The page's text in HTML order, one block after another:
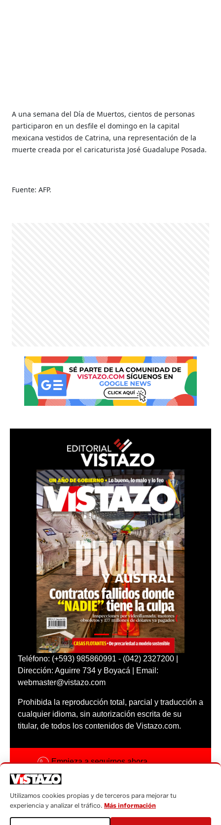
A una semana del Día de Muertos, cientos de personas
participaron en un desfile el domingo en la capital
mexicana vestidos de Catrina, una representación de la
muerte creada por el caricaturista José Guadalupe Posada.
Fuente: AFP.
Teléfono: (+593) 985860991 - (042) 2327200 |
Dirección: Aguirre 734 y Boyacá | Email:
webmaster@vistazo.com
Prohibida la reproducción total, parcial y traducción a
cualquier idioma, sin autorización escrita de su
titular, de todos los contenidos de Vistazo.com.
Empieza a seguirnos ahora
Código ética
Sugerencias a:
Utilizamos cookies propias y de terceros para mejorar tu
experiencia y analizar el tráfico. Más información